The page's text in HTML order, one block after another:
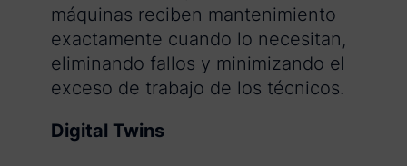
máquinas reciben mantenimiento
exactamente cuando lo necesitan,
eliminando fallos y minimizando el
exceso de trabajo de los técnicos.
Digital Twins